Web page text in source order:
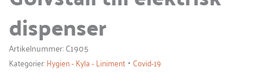
dispenser
Artikelnummer: C1905
Kategorier:Hygien - Kyla - Liniment • Covid-19